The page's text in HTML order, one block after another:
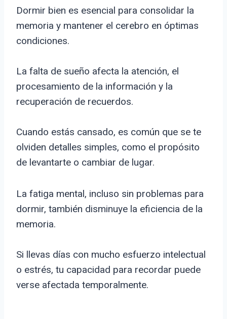
Dormir bien es esencial para consolidar la
memoria y mantener el cerebro en óptimas
condiciones.
La falta de sueño afecta la atención, el
procesamiento de la información y la
recuperación de recuerdos.
Cuando estás cansado, es común que se te
olviden detalles simples, como el propósito
de levantarte o cambiar de lugar.
La fatiga mental, incluso sin problemas para
dormir, también disminuye la eficiencia de la
memoria.
Si llevas días con mucho esfuerzo intelectual
o estrés, tu capacidad para recordar puede
verse afectada temporalmente.